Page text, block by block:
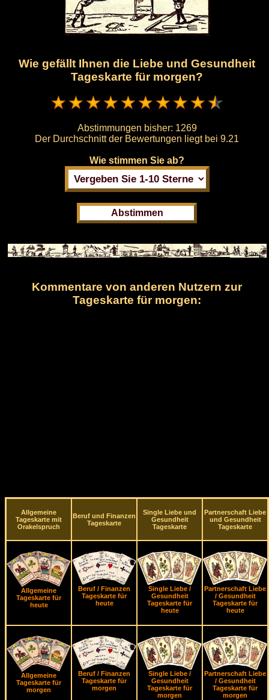
Wie gefällt Ihnen die Liebe und Gesundheit
Tageskarte für morgen?
Abstimmungen bisher: 1269
Der Durchschnitt der Bewertungen liegt bei 9.21
Wie stimmen Sie ab?
Kommentare von anderen Nutzern zur
Tageskarte für morgen:
Allgemeine
Tageskarte mit
Orakelspruch
Beruf und Finanzen
Tageskarte
Single Liebe und
Gesundheit
Tageskarte
Partnerschaft Liebe
und Gesundheit
Tageskarte
Allgemeine
Tageskarte für
heute
Beruf / Finanzen
Tageskarte für
heute
Single Liebe /
Gesundheit
Tageskarte für
heute
Partnerschaft Liebe
/ Gesundheit
Tageskarte für
heute
Allgemeine
Tageskarte für
morgen
Beruf / Finanzen
Tageskarte für
morgen
Single Liebe /
Gesundheit
Tageskarte für
morgen
Partnerschaft Liebe
/ Gesundheit
Tageskarte für
morgen